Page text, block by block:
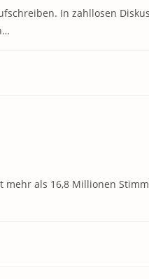
In zahllosen
mehr als 16,8 Millionen